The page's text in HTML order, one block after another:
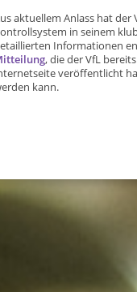
aktuellem Anlass hat der
in seinem
Informationen
, die der VfL
veröffentlicht
kann.